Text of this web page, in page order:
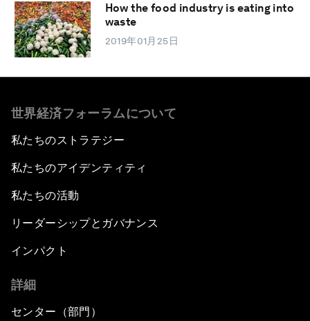
How the food industry is eating into
waste
2019年01月25日
世界経済フォーラムについて
私たちのストラテジー
私たちのアイデンティティ
私たちの活動
リーダーシップとガバナンス
インパクト
詳細
センター（部門）